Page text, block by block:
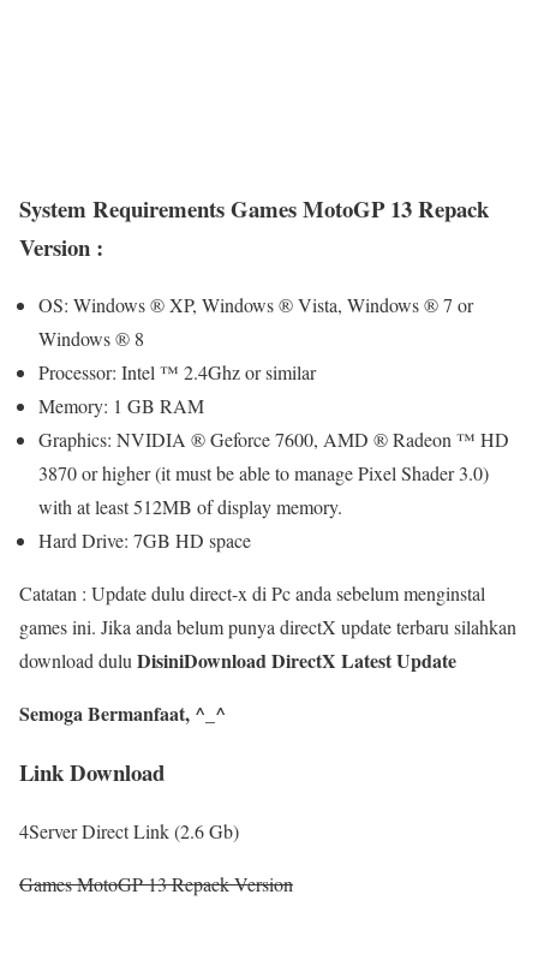
System Requirements Games MotoGP 13 Repack
Version :
OS: Windows ® XP, Windows ® Vista, Windows ® 7 or
Windows ® 8
Processor: Intel ™ 2.4Ghz or similar
Memory: 1 GB RAM
Graphics: NVIDIA ® Geforce 7600, AMD ® ​​Radeon ™ HD
3870 or higher (it must be able to manage Pixel Shader 3.0)
with at least 512MB of display memory.
Hard Drive: 7GB HD space
Catatan : Update dulu direct-x di Pc anda sebelum menginstal
games ini. Jika anda belum punya directX update terbaru silahkan
download duluDisiniDownload DirectX Latest Update
Semoga Bermanfaat, ^_^
Link Download
4Server Direct Link (2.6 Gb)
Games MotoGP 13 Repack Version